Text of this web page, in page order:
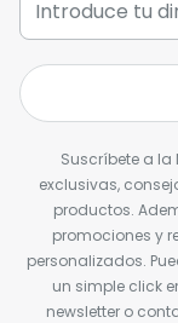
Suscríbete a la
exclusivas,
productos.
promociones y
personalizados.
un simple click
newsletter o